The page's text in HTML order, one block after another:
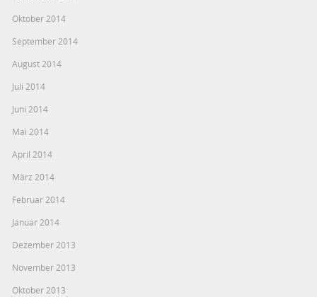
Oktober 2014
September 2014
August 2014
Juli 2014
Juni 2014
Mai 2014
April 2014
März 2014
Februar 2014
Januar 2014
Dezember 2013
November 2013
Oktober 2013